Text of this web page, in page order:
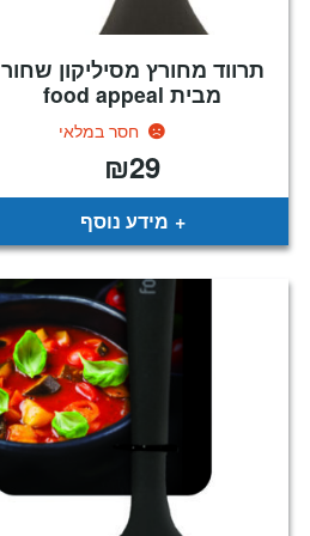
תרווד מחורץ מסיליקון שחור
מבית food appeal
חסר במלאי
₪29
מידע נוסף